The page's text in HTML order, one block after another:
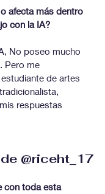
afecta más dentro
con la IA?
No poseo mucho
Pero me
de artes
respuestas
@riceht_17
con toda esta